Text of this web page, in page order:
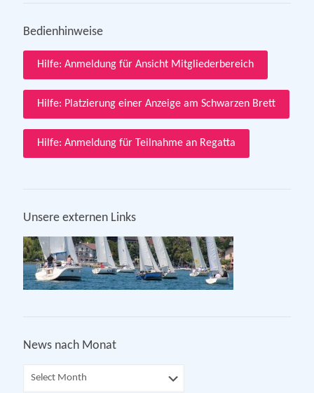
Bedienhinweise
Hilfe: Anmeldung für Ansicht Mitgliederbereich
Hilfe: Platzierung einer Anzeige am Schwarzen Brett
Hilfe: Anmeldung für Teilnahme an Regatta
Unsere externen Links
News nach Monat